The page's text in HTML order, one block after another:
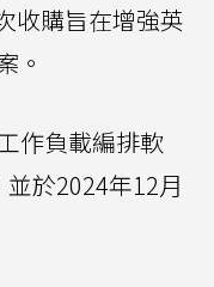
收購旨在增強英
。
作負載編排軟
於2024年12月